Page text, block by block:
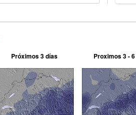
Próximos 3 días Proximos 3 -